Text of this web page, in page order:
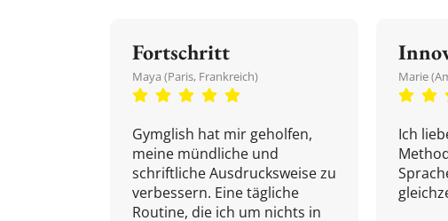
Fortschritt
Maya (Paris, Frankreich)
Gymglish hat mir geholfen,
meine mündliche und
schriftliche Ausdrucksweise zu
verbessern. Eine tägliche
Routine, die ich um nichts in
Marie
Ich